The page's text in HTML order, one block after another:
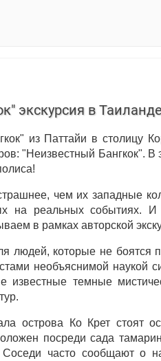
экскурсия в
из Паттайи в столицу
"Неизвестный Бангкок".
чем их западные
на реальных событиях.
в рамках авторской
людей, которые не боятся
необъяснимой наукой
темные
острова Ко Крет стоят
посреди сада
часто сообщают о